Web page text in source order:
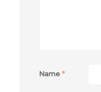
Name *